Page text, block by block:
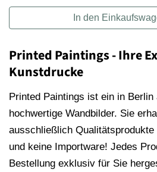
In den
Printed Paintings - Ihre
Kunstdrucke
Printed Paintings ist ein in
hochwertige Wandbilder. Sie
ausschließlich
und keine Importware! Jedes
Bestellung exklusiv für Sie